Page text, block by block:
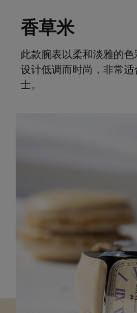
香草米
此款腕表以柔和淡雅的色
设计低调而时尚，非常
士。